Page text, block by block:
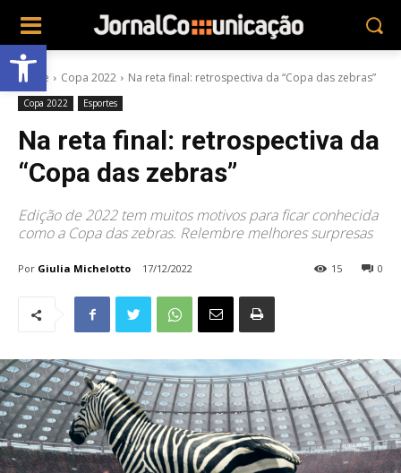
Abrir a barra de ferramentas
Home Copa 2022 Na reta final: retrospectiva da “Copa das zebras”
Copa 2022 Esportes
Na reta final: retrospectiva da
“Copa das zebras”
Edição de 2022 tem muitos motivos para ficar conhecida
como a Copa das zebras. Relembre melhores surpresas
Por Giulia Michelotto 17/12/2022 0
15